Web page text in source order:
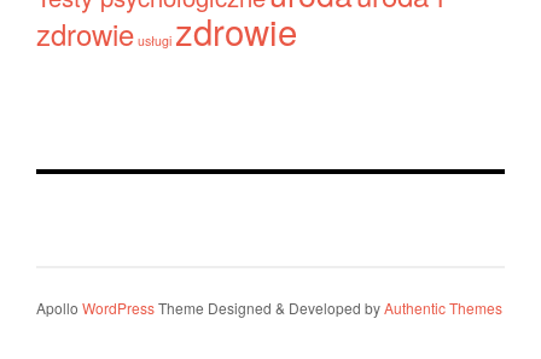
zdrowie usługi zdrowie
Apollo WordPressTheme Designed & Developed byAuthentic Themes